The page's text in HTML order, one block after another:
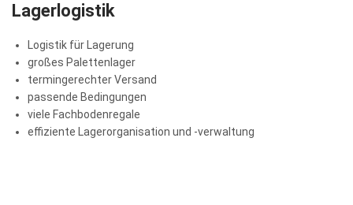
Lagerlogistik
Logistik für Lagerung
großes Palettenlager
termingerechter Versand
passende Bedingungen
viele Fachbodenregale
effiziente Lagerorganisation und -verwaltung